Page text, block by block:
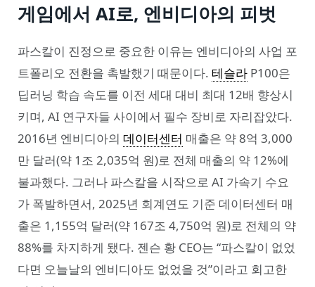
게임에서 AI로, 엔비디아의 피벗
파스칼이 진정으로 중요한 이유는 엔비디아의 사업 포
트폴리오 전환을 촉발했기 때문이다. 테슬라 P100은
딥러닝 학습 속도를 이전 세대 대비 최대 12배 향상시
키며, AI 연구자들 사이에서 필수 장비로 자리잡았다.
2016년 엔비디아의 데이터센터 매출은 약 8억 3,000
만 달러(약 1조 2,035억 원)로 전체 매출의 약 12%에
불과했다. 그러나 파스칼을 시작으로 AI 가속기 수요
가 폭발하면서, 2025년 회계연도 기준 데이터센터 매
출은 1,155억 달러(약 167조 4,750억 원)로 전체의 약
88%를 차지하게 됐다. 젠슨 황 CEO는 “파스칼이 없었
다면 오늘날의 엔비디아도 없었을 것”이라고 회고한